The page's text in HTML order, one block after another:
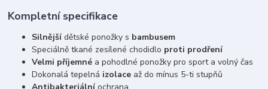
Kompletní specifikace
Silnějšídětské ponožky s bambusem
Speciálně tkané zesílené chodidlo proti prodření
Velmi příjemné a pohodlné ponožky pro sport a volný čas
Dokonalá tepelná izolace až do mínus 5-ti stupňů